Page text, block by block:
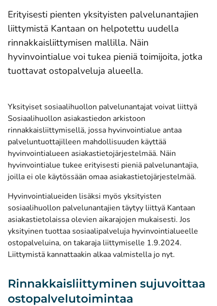
Erityisesti pienten yksityisten palvelunantajien
liittymistä Kantaan on helpotettu uudella
rinnakkaisliittymisen mallilla. Näin
hyvinvointialue voi tukea pieniä toimijoita, jotka
tuottavat ostopalveluja alueella.
Yksityiset sosiaalihuollon palvelunantajat voivat liittyä
Sosiaalihuollon asiakastiedon arkistoon
rinnakkaisliittymisellä, jossa hyvinvointialue antaa
palveluntuottajilleen mahdollisuuden käyttää
hyvinvointialueen asiakastietojärjestelmää. Näin
hyvinvointialue tukee erityisesti pieniä palvelunantajia,
joilla ei ole käytössään omaa asiakastietojärjestelmää.
Hyvinvointialueiden lisäksi myös yksityisten
sosiaalihuollon palvelunantajien täytyy liittyä Kantaan
asiakastietolaissa olevien aikarajojen mukaisesti. Jos
yksityinen tuottaa sosiaalipalveluja hyvinvointialueelle
ostopalveluina, on takaraja liittymiselle 1.9.2024.
Liittymistä kannattaakin alkaa valmistella jo nyt.
Rinnakkaisliittyminen sujuvoittaa
ostopalvelutoimintaa